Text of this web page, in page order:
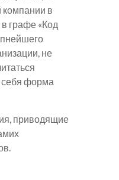
в
графе «Код
не
себя форма
приводящие